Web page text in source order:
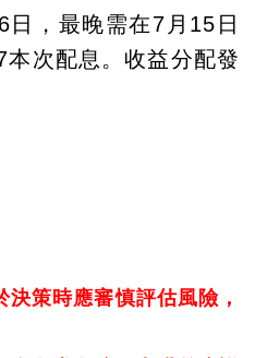
，最晚需在7月15日
次配息。收益分配發
策時應審慎評估風險，